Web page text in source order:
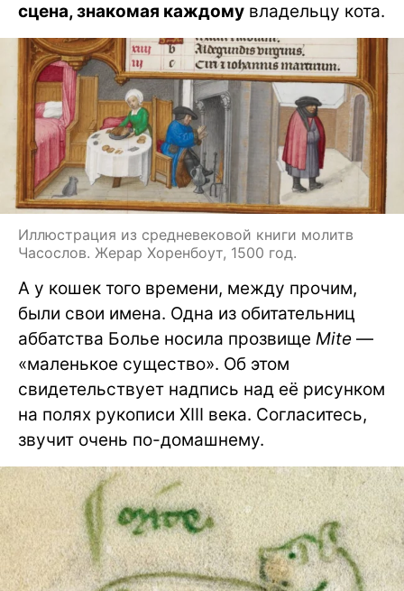
сцена, знакомая каждому владельцу кота.
Иллюстрация из средневековой книги молитв
Часослов. Жерар Хоренбоут, 1500 год.
А у кошек того времени, между прочим,
были свои имена. Одна из обитательниц
аббатства Болье носила прозвище Mite —
«маленькое существо». Об этом
свидетельствует надпись над её рисунком
на полях рукописи XIII века. Согласитесь,
звучит очень по-домашнему.